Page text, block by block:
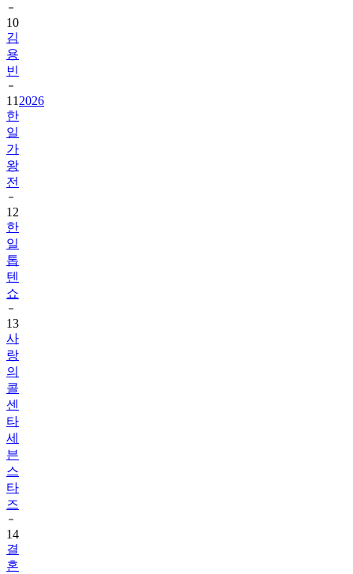
10
김
용
빈
11 2026
한
일
가
왕
전
12
한
일
톱
텐
쇼
13
사
랑
의
콜
센
타
세
븐
스
타
즈
14
결
혼